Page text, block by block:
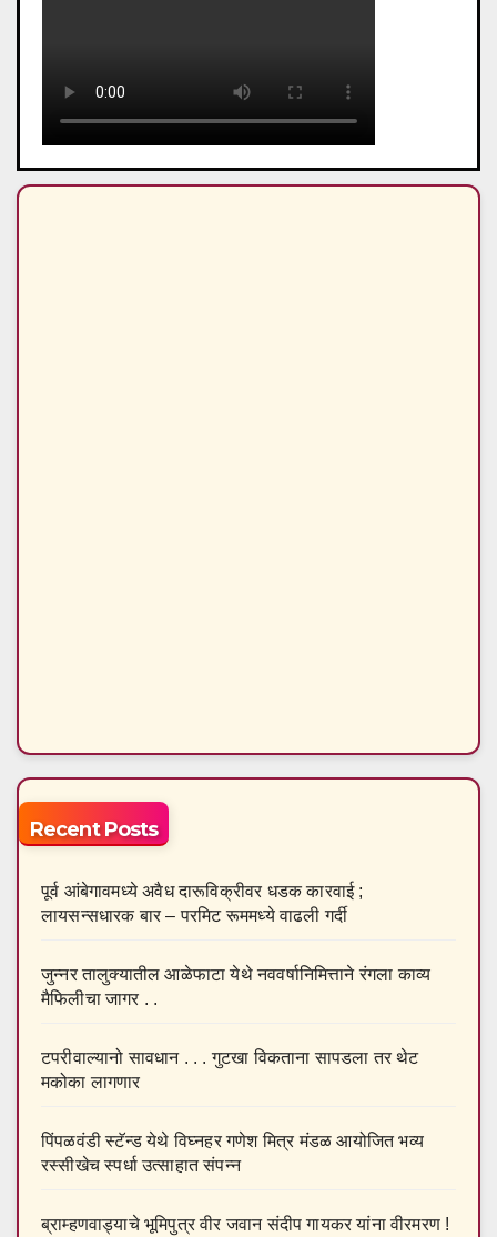
Recent Posts
पूर्व आंबेगावमध्ये अवैध दारूविक्रीवर धडक कारवाई ;
लायसन्सधारक बार – परमिट रूममध्ये वाढली गर्दी
जुन्नर तालुक्यातील आळेफाटा येथे नववर्षानिमित्ताने रंगला काव्य
मैफिलीचा जागर . .
टपरीवाल्यानो सावधान . . . गुटखा विकताना सापडला तर थेट
मकोका लागणार
पिंपळवंडी स्टॅन्ड येथे विघ्नहर गणेश मित्र मंडळ आयोजित भव्य
रस्सीखेच स्पर्धा उत्साहात संपन्न
ब्राम्हणवाड्याचे भूमिपुत्र वीर जवान संदीप गायकर यांना वीरमरण !